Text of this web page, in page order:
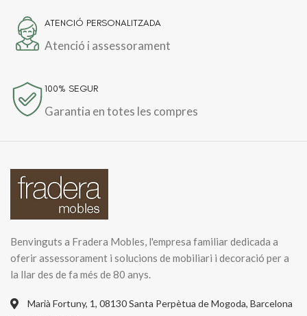
ATENCIÓ PERSONALITZADA
Atenció i assessorament
100% SEGUR
Garantia en totes les compres
Benvinguts a Fradera Mobles, l'empresa familiar dedicada a
oferir assessorament i solucions de mobiliari i decoració per a
la llar des de fa més de 80 anys.
Marià Fortuny, 1, 08130 Santa Perpètua de Mogoda, Barcelona